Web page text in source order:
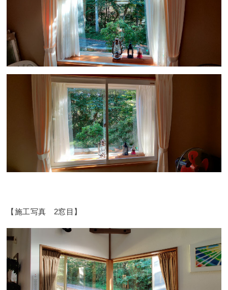
【施工写真 2窓目】